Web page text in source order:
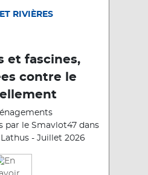
RIVIÈRES
et fascines,
contre le
par le Smavlot47 dans
- Juillet 2026